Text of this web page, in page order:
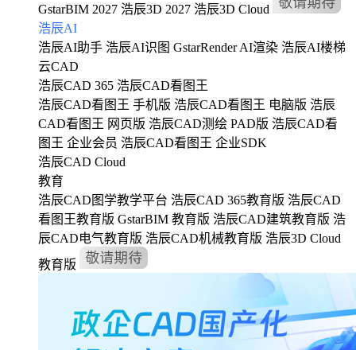
GstarBIM 2027 浩辰3D 2027 浩辰3D Cloud
浩辰AI
浩辰AI助手 浩辰AI识图 GstarRender AI渲染 浩辰AI楼梯
云CAD
浩辰CAD 365 浩辰CAD看图王
浩辰CAD看图王 手机版 浩辰CAD看图王 电脑版 浩辰
CAD看图王 网页版 浩辰CAD测绘 PAD版 浩辰CAD看
图王 企业会员 浩辰CAD看图王 企业SDK
浩辰CAD Cloud
教育
浩辰CAD图学教学平台 浩辰CAD 365教育版 浩辰CAD
看图王教育版 GstarBIM 教育版 浩辰CAD建筑教育版 浩
辰CAD电气教育版 浩辰CAD机械教育版 浩辰3D Cloud
教育版